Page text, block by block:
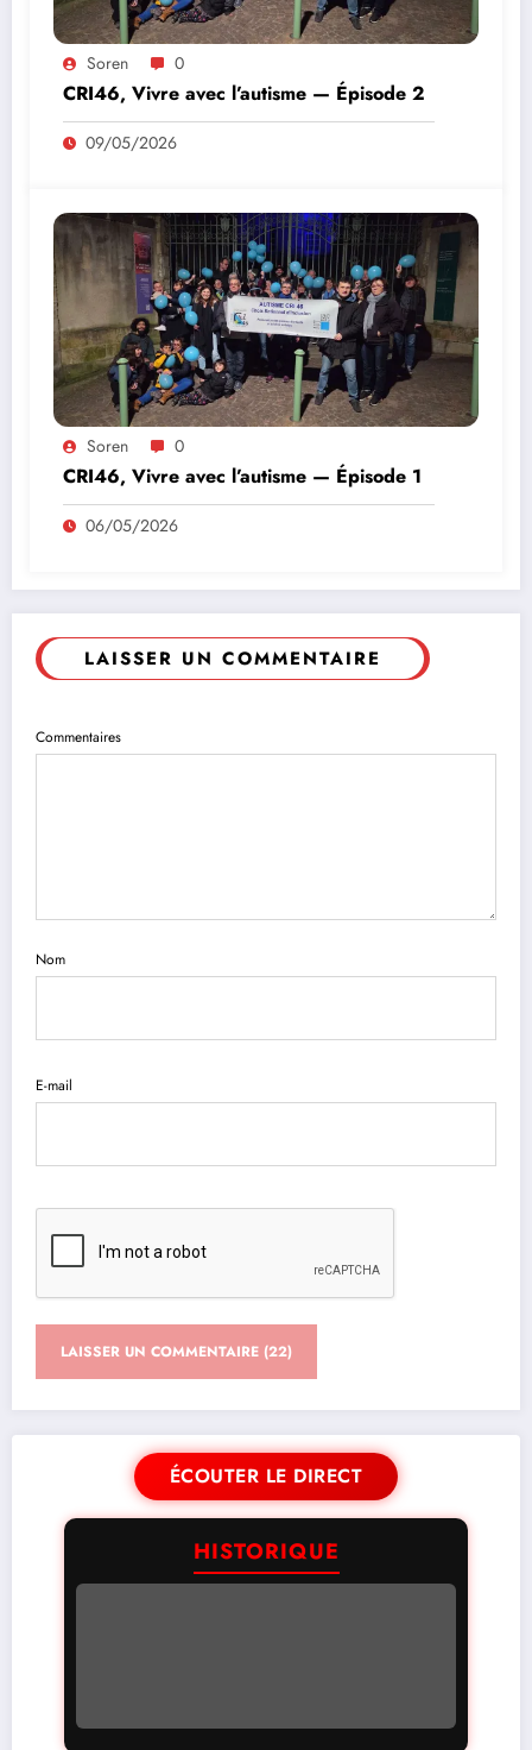
Soren 0
CRI46, Vivre avec l’autisme — Épisode 2
09/05/2026
Soren 0
CRI46, Vivre avec l’autisme — Épisode 1
06/05/2026
LAISSER UN COMMENTAIRE
Commentaires
Nom
E-mail
ÉCOUTER LE DIRECT
HISTORIQUE